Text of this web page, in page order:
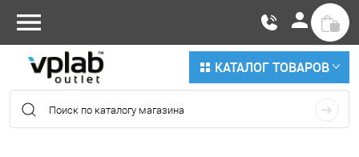
КАТАЛОГ ТОВАРОВ